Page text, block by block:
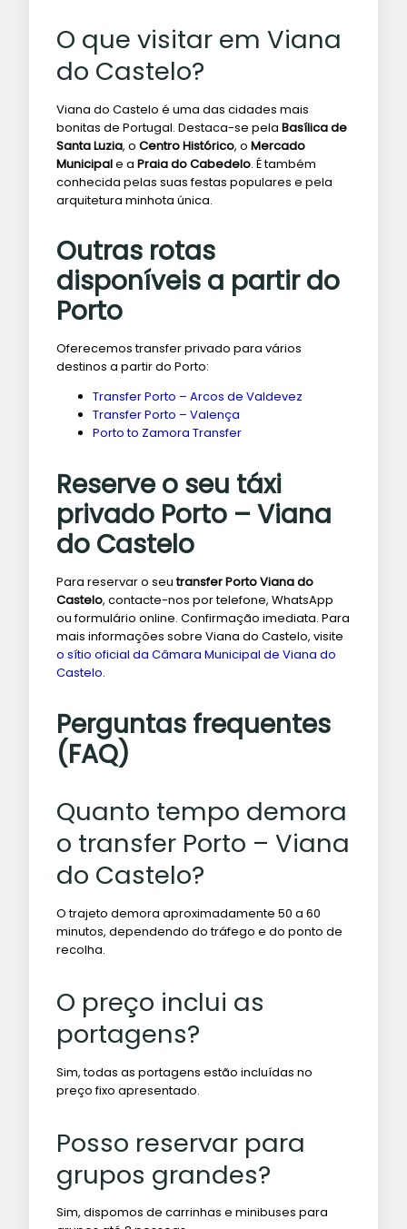
O que visitar em Viana
do Castelo?
Viana do Castelo é uma das cidades mais
bonitas de Portugal. Destaca-se pela Basílica de
Santa Luzia, o Centro Histórico, o Mercado
Municipale a Praia do Cabedelo. É também
conhecida pelas suas festas populares e pela
arquitetura minhota única.
Outras rotas
disponíveis a partir do
Porto
Oferecemos transfer privado para vários
destinos a partir do Porto:
Transfer Porto – Arcos de Valdevez
Transfer Porto – Valença
Porto to Zamora Transfer
Reserve o seu táxi
privado Porto – Viana
do Castelo
Para reservar o seutransfer Porto Viana do
Castelo, contacte-nos por telefone, WhatsApp
ou formulário online. Confirmação imediata. Para
mais informações sobre Viana do Castelo, visite
o sítio oficial da Câmara Municipal de Viana do
Castelo.
Perguntas frequentes
(FAQ)
Quanto tempo demora
o transfer Porto – Viana
do Castelo?
O trajeto demora aproximadamente 50 a 60
minutos, dependendo do tráfego e do ponto de
recolha.
O preço inclui as
portagens?
Sim, todas as portagens estão incluídas no
preço fixo apresentado.
Posso reservar para
grupos grandes?
Sim, dispomos de carrinhas e minibuses para